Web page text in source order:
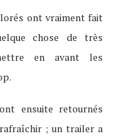
ont vraiment fait
chose de très
en avant les
ensuite retournés
; un trailer a